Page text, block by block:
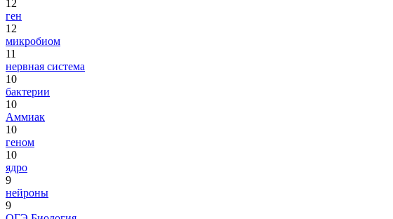
12
ген
12
микробиом
11
нервная система
10
бактерии
10
Аммиак
10
геном
10
ядро
9
нейроны
9